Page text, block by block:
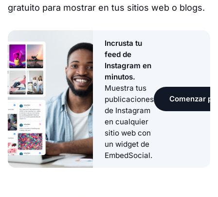
gratuito para mostrar en tus sitios web o blogs.
Incrusta tu
feed de
Instagram en
minutos.
Muestra tus
publicaciones
de Instagram
en cualquier
sitio web con
un widget de
EmbedSocial.
Comenzar